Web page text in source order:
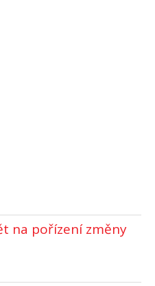
na pořízení změny